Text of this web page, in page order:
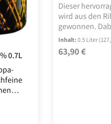
0.7L
dann
Dieser
wird aus den
gewonnen.
eine uralte, weiße
Grappa einen
verleiht. Diesen
Inhalt:0.5 Liter
Regulärer Preis:
63,90 €